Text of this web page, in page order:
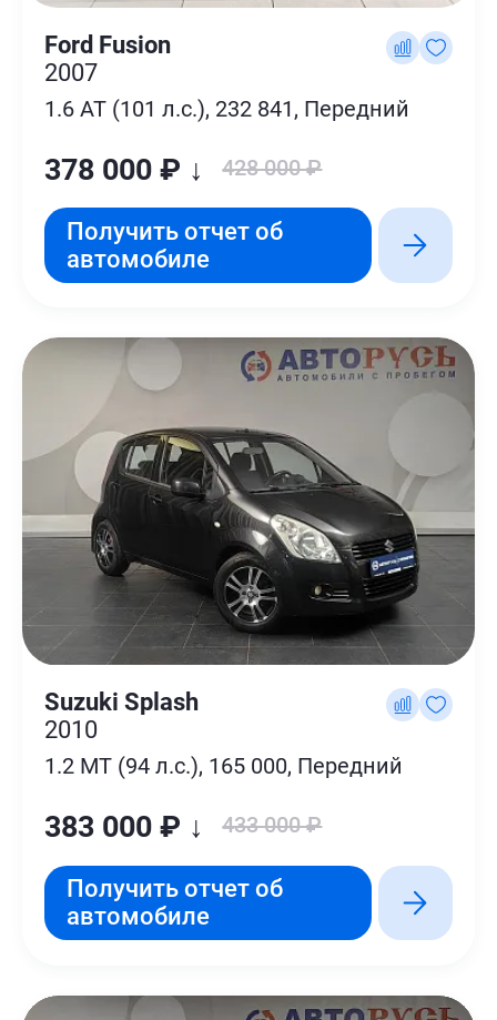
Ford Fusion
2007
1.6 AT (101 л.с.), 232 841, Передний
378 000 ₽ ↓ 428 000 ₽
Получить отчет об
автомобиле
Suzuki Splash
2010
1.2 MT (94 л.с.), 165 000, Передний
383 000 ₽ ↓ 433 000 ₽
Получить отчет об
автомобиле